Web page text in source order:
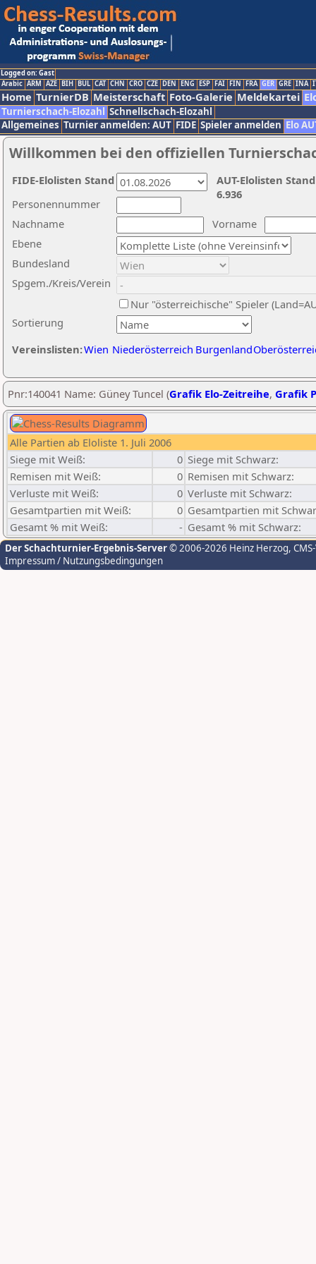
Logged on: Gast
Arabic ARM AZE BIH BUL CAT CHN CRO CZE DEN ENG ESP FAI FIN FRA GER GRE INA
Home TurnierDB Meisterschaft Foto-Galerie Meldekartei
Turnierschach-Elozahl Schnellschach-Elozahl
Allgemeines Turnier anmelden: AUT FIDE Spieler anmelden Elo
Willkommen bei den offiziellen
Nachname
Vorname
Ebene
Sortierung
Personennummer
Bundesland
Spgem./Kreis/Verein
Nur "österreichische" Spieler
Vereinslisten:Wien Niederösterreich Burgenland
AUT-Elolisten
6.936
FIDE-Elolisten Stand
Pnr:140041 Name: Güney Tuncel (Grafik Elo-Zeitreihe, Grafik
Alle Partien ab Eloliste 1. Juli 2006
Siege mit Weiß:
0 Siege mit Schwarz:
Remisen mit Weiß:
0 Remisen mit Schwarz:
Verluste mit Weiß:
0 Verluste mit Schwarz:
Gesamtpartien mit Weiß:
0 Gesamtpartien mit
Gesamt % mit Weiß:
- Gesamt % mit Schwarz:
Der Schachturnier-Ergebnis-Server© 2006-2026 Heinz Herzog,
Impressum / Nutzungsbedingungen